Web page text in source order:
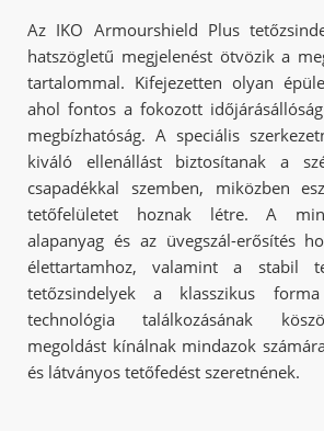
Az IKO Armourshield Plus
hatszögletű megjelenést ötvözik a
tartalommal. Kifejezetten olyan
ahol fontos a fokozott
megbízhatóság. A speciális
kiváló ellenállást biztosítanak a
csapadékkal szemben, miközben
tetőfelületet hoznak létre. A
alapanyag és az üvegszál-erősítés
élettartamhoz, valamint a stabil
tetőzsindelyek a klasszikus
technológia találkozásának
megoldást kínálnak mindazok
és látványos tetőfedést szeretnének.